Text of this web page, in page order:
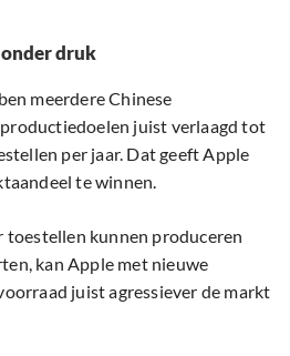
druk
meerdere Chinese
juist verlaagd tot
per jaar. Dat geeft Apple
te winnen.
kunnen produceren
kan Apple met nieuwe
juist agressiever de markt